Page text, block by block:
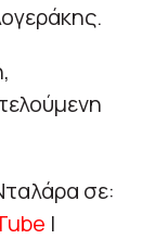
σε:
|